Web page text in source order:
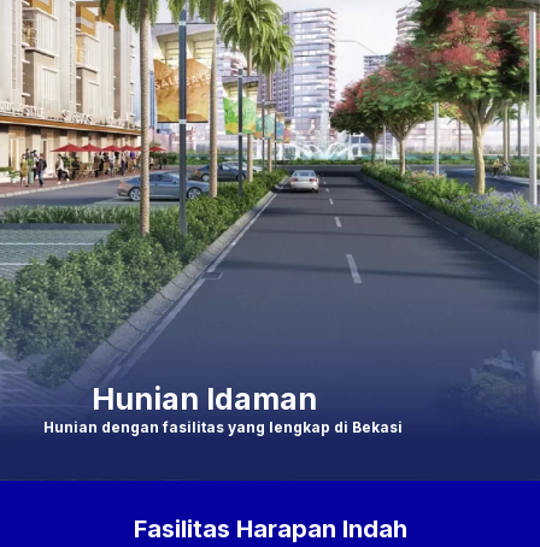
Hunian Idaman
Hunian dengan fasilitas yang lengkap di Bekasi
Fasilitas Harapan Indah